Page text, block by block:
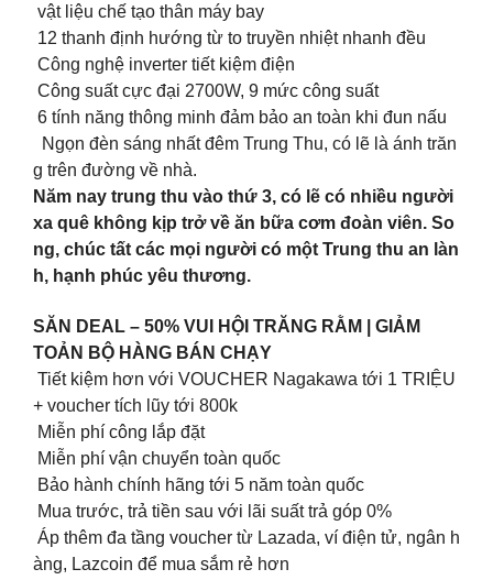
vật liệu chế tạo thân máy bay
12 thanh định hướng từ to truyền nhiệt nhanh đều
Công nghệ inverter tiết kiệm điện
Công suất cực đại 2700W, 9 mức công suất
6 tính năng thông minh đảm bảo an toàn khi đun nấu
Ngọn đèn sáng nhất đêm Trung Thu, có lẽ là ánh trăn
g trên đường về nhà.
Năm nay trung thu vào thứ 3, có lẽ có nhiều người
xa quê không kịp trở về ăn bữa cơm đoàn viên. So
ng, chúc tất các mọi người có một Trung thu an làn
h, hạnh phúc yêu thương.
SĂN DEAL – 50% VUI HỘI TRĂNG RẰM | GIẢM
TOẢN BỘ HÀNG BÁN CHẠY
Tiết kiệm hơn với VOUCHER Nagakawa tới 1 TRIỆU
+ voucher tích lũy tới 800k
Miễn phí công lắp đặt
Miễn phí vận chuyển toàn quốc
Bảo hành chính hãng tới 5 năm toàn quốc
Mua trước, trả tiền sau với lãi suất trả góp 0%
Áp thêm đa tầng voucher từ Lazada, ví điện tử, ngân h
àng, Lazcoin để mua sắm rẻ hơn